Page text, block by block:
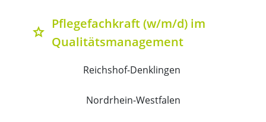
grade
Pflegefachkraft (w/m/d) im
Qualitätsmanagement
Reichshof-Denklingen
Nordrhein-Westfalen